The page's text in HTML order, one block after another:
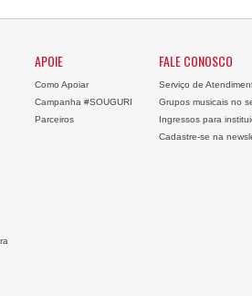
APOIE
Como Apoiar
Campanha #SOUGURI
Parceiros
FALE CONOSCO
Serviço de
Grupos musicais no
Ingressos para
Cadastre-se na